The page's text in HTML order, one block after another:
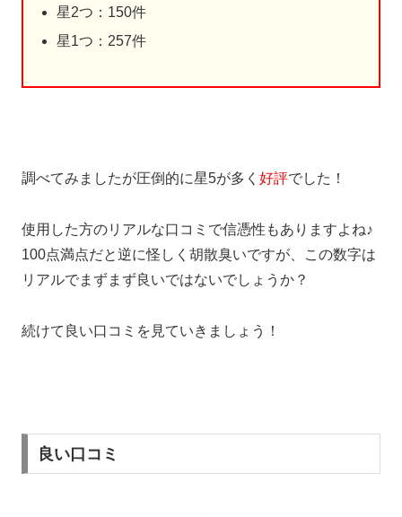
星2つ：150件
星1つ：257件
調べてみましたが圧倒的に星5が多く 好評でした！
使用した方のリアルな口コミで信憑性もありますよね♪
100点満点だと逆に怪しく胡散臭いですが、この数字は
リアルでまずまず良いではないでしょうか？
続けて良い口コミを見ていきましょう！
良い口コミ